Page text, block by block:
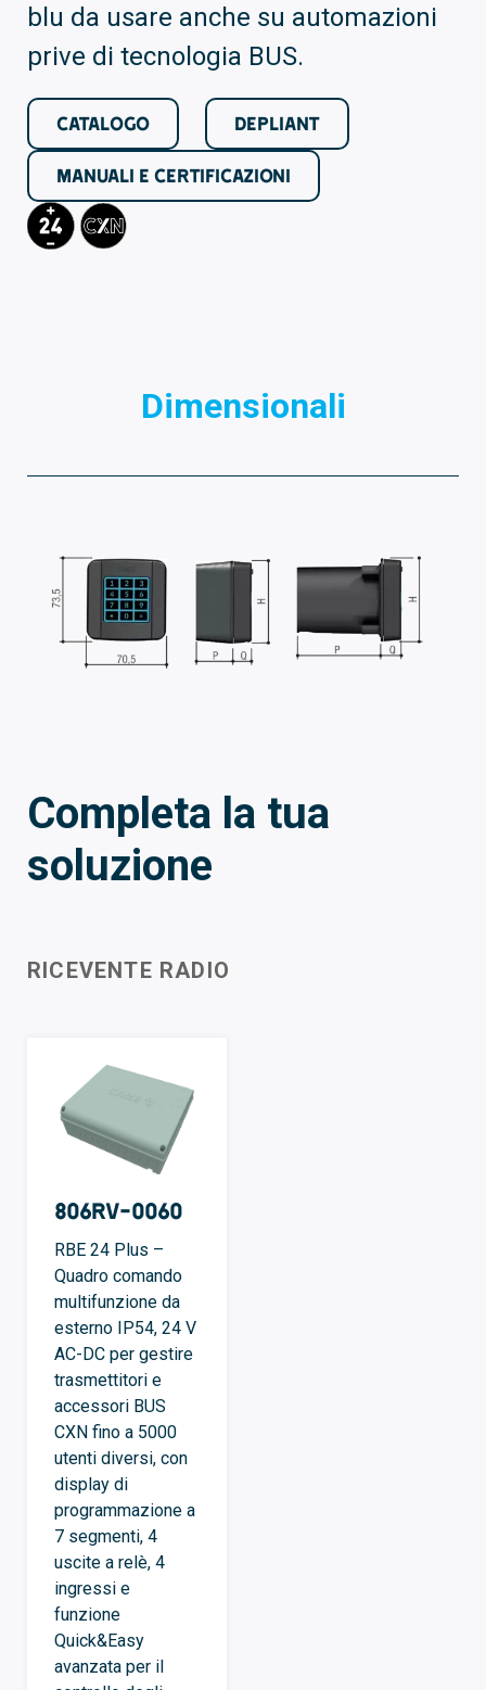
blu da usare anche su automazioni
prive di tecnologia BUS.
CATALOGO DEPLIANT
MANUALI E CERTIFICAZIONI
Dimensionali
Completa la tua
soluzione
RICEVENTE RADIO
806RV-0060
RBE 24 Plus –
Quadro comando
multifunzione da
esterno IP54, 24 V
AC-DC per gestire
trasmettitori e
accessori BUS
CXN fino a 5000
utenti diversi, con
display di
programmazione a
7 segmenti, 4
uscite a relè, 4
ingressi e
funzione
Quick&Easy
avanzata per il